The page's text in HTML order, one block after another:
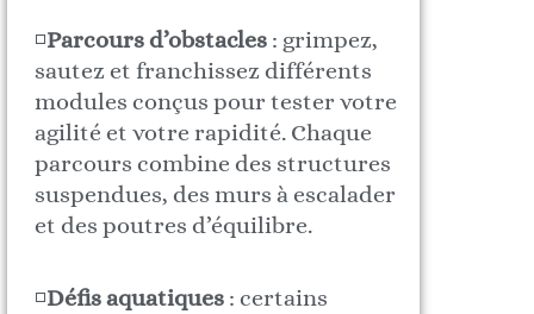
◽️Parcours d’obstacles : grimpez,
sautez et franchissez différents
modules conçus pour tester votre
agilité et votre rapidité. Chaque
parcours combine des structures
suspendues, des murs à escalader
et des poutres d’équilibre.
◽️Défis aquatiques : certains